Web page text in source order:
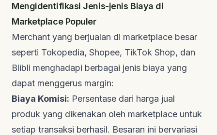
Mengidentifikasi Jenis-jenis Biaya di
Marketplace Populer
Merchant yang berjualan di marketplace besar
seperti Tokopedia, Shopee, TikTok Shop, dan
Blibli menghadapi berbagai jenis biaya yang
dapat menggerus margin:
Biaya Komisi: Persentase dari harga jual
produk yang dikenakan oleh marketplace untuk
setiap transaksi berhasil. Besaran ini bervariasi